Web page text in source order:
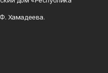
Хамадеева.